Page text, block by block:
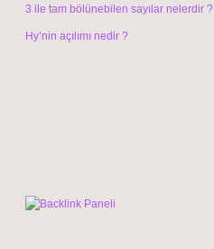
3 ile tam bölünebilen sayılar nelerdir ?
Hy’nin açılımı nedir ?